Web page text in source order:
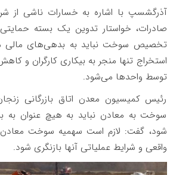
آذرگشسپ با اشاره به خسارات ناشی از
صادرات، خواستار تدوین یک بسته
تخصیص سوخت نباید به بدهی‌های مالی
استخراج تنها منجر به بیکاری کارگران و
توسط واحدها می‌شود.
رئیس کمیسیون معدن اتاق بازرگانی
سوخت به معادن نباید به هیچ عنوان
شود، ‌گفت: لازم است سهمیه سوخت
واقعی و شرایط عملیاتی آنها بازنگری شود.